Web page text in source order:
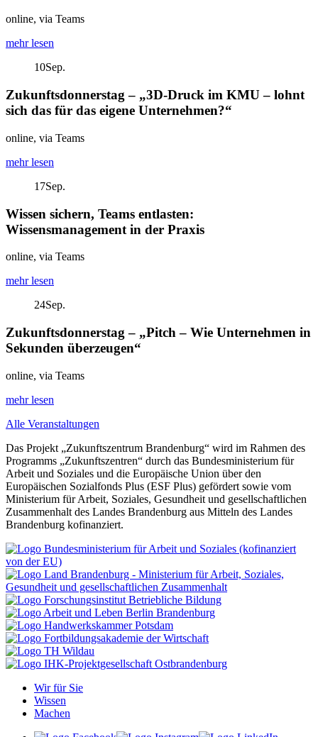
online, via Teams
mehr lesen
10Sep.
Zukunftsdonnerstag – „3D-Druck im KMU – lohnt
sich das für das eigene Unternehmen?“
online, via Teams
mehr lesen
17Sep.
Wissen sichern, Teams entlasten:
Wissensmanagement in der Praxis
online, via Teams
mehr lesen
24Sep.
Zukunftsdonnerstag – „Pitch – Wie Unternehmen in
Sekunden überzeugen“
online, via Teams
mehr lesen
Alle Veranstaltungen
Das Projekt „Zukunftszentrum Brandenburg“ wird im Rahmen des
Programms „Zukunftszentren“ durch das Bundesministerium für
Arbeit und Soziales und die Europäische Union über den
Europäischen Sozialfonds Plus (ESF Plus) gefördert sowie vom
Ministerium für Arbeit, Soziales, Gesundheit und gesellschaftlichen
Zusammenhalt des Landes Brandenburg aus Mitteln des Landes
Brandenburg kofinanziert.
Wir für Sie
Wissen
Machen